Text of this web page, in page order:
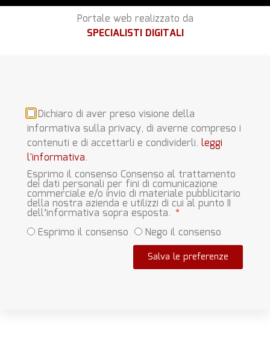
Portale web realizzato da
SPECIALISTI DIGITALI
Dichiaro di aver preso visione della
informativa sulla privacy, di averne compreso i
contenuti e di accettarli e condividerli. leggi
l'informativa.
Esprimo il consenso Consenso al trattamento
dei dati personali per fini di comunicazione
commerciale e/o invio di materiale pubblicitario
della nostra azienda e utilizzi di cui al punto II
dell’informativa sopra esposta.
Esprimo il consenso
Nego il consenso
Salva le preferenze